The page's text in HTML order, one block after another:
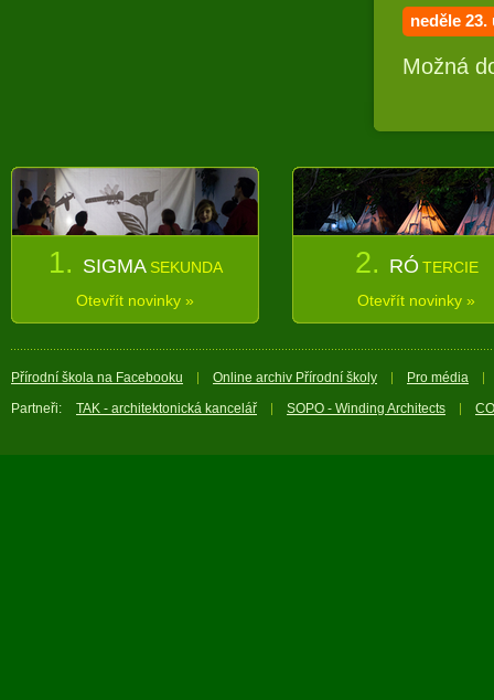
neděle 23.
Možná
1. SIGMA SEKUNDA
Otevřít novinky »
2. RÓ TERCIE
Otevřít novinky »
Přírodní škola na Facebooku Online archiv Přírodní školy
Pro média
Partneři:
TAK - architektonická kancelář SOPO - Winding Architects